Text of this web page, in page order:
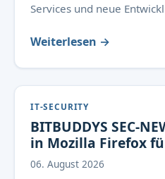
Services und neue
Weiterlesen →
IT-SECURITY
BITBUDDYS SEC-
in Mozilla Firefox
06. August 2026